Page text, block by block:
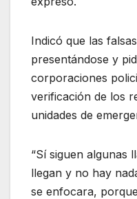
Indicó que las
presentándose y
corporaciones
verificación de los
unidades de
“Sí siguen algunas
llegan y no hay
se enfocara,